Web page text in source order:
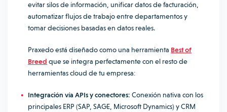
evitar silos de información, unificar datos de facturación,
automatizar flujos de trabajo entre departamentos y
tomar decisiones basadas en datos reales.
Praxedo está diseñado como una herramienta Best of
Breed que se integra perfectamente con el resto de
herramientas cloud de tu empresa:
Integración vía APIs y conectores: Conexión nativa con los
principales ERP (SAP, SAGE, Microsoft Dynamics) y CRM